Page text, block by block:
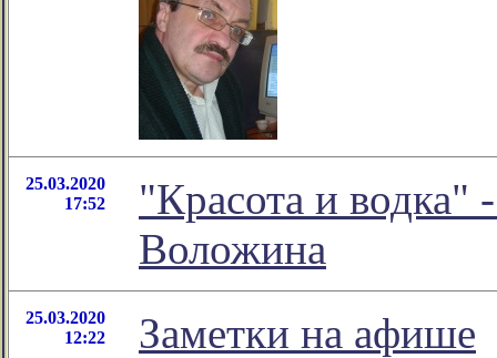
25.03.2020
17:52
"Красота и водка"
Воложина
25.03.2020
12:22
Заметки на афише